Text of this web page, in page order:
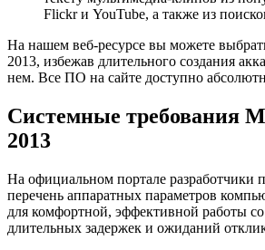
Flickr и YouTube, а также из
На нашем веб-ресурсе вы можете
2013, избежав длительного создания
нем. Все ПО на сайте доступно
Системные требования
2013
На официальном портале разработчики
перечень аппаратных параметров
для комфортной, эффективной работы со
длительных задержек и ожиданий